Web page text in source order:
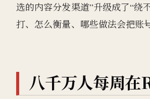
选的内容分发渠道”升级成了“绕
打、怎么衡量、哪些做法会把账
八千万人每周在